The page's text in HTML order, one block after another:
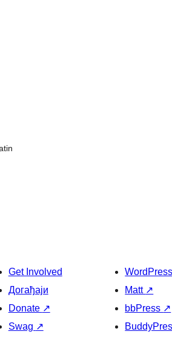
Get Involved
Догађаји
Donate ↗
Swag ↗
Matt ↗
bbPress ↗